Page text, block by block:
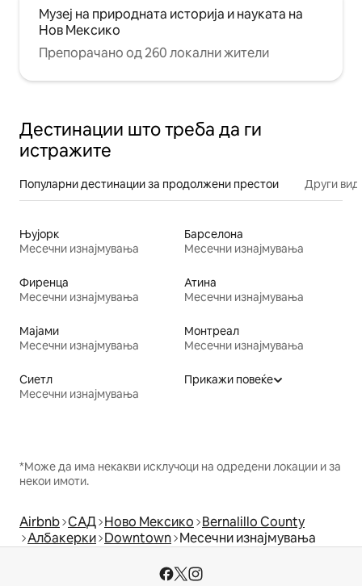
Музеј на природната историја и науката на
Нов Мексико
Препорачано од 260 локални жители
Дестинации што треба да ги
истражите
Популарни дестинации за продолжени престои Други
Њујорк
Месечни изнајмувања
Барселона
Месечни изнајмувања
Фиренца
Месечни изнајмувања
Атина
Месечни изнајмувања
Мајами
Месечни изнајмувања
Монтреал
Месечни изнајмувања
Сиетл
Месечни изнајмувања
Прикажи повеќе
*Може да има некакви исклучоци на одредени локации и за
некои имоти.
Airbnb САД Ново Мексико Bernalillo County
Албакерки Downtown Месечни изнајмувања